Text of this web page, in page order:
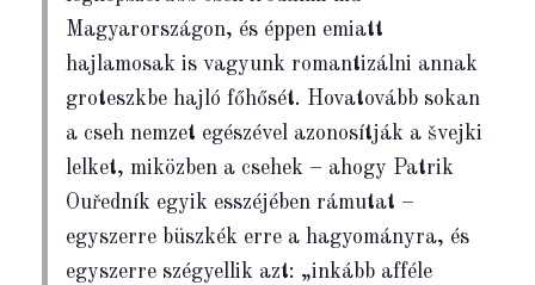
Magyarországon, és éppen emiatt
hajlamosak is vagyunk romantizálni annak
groteszkbe hajló főhősét. Hovatovább sokan
a cseh nemzet egészével azonosítják a švejki
lelket, miközben a csehek – ahogy Patrik
Ouředník egyik esszéjében rámutat –
egyszerre büszkék erre a hagyományra, és
egyszerre szégyellik azt: „inkább afféle